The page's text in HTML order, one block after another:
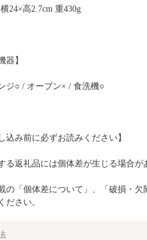
24×高2.7cm 重430g
器】
ジ○ / オーブン× / 食洗機○
込み前に必ずお読みください】
る返礼品には個体差が生じる場合が
の「個体差について」、「破損・
ださい。